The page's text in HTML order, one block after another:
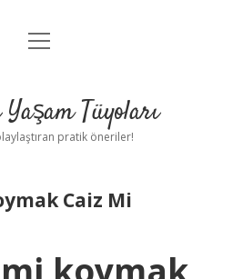
Anasayfa
Yasal Uyarı
menüyü
Yaşam Tüyoları
pratik öneriler!
Caiz Mi